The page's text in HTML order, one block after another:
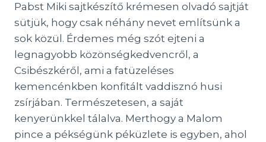
Pabst Miki sajtkészítő krémesen olvadó sajtját
sütjük, hogy csak néhány nevet említsünk a
sok közül. Érdemes még szót ejteni a
legnagyobb közönségkedvencről, a
Csibészkéről, ami a fatüzeléses
kemencénkben konfitált vaddisznó husi
zsírjában. Természetesen, a saját
kenyerünkkel tálalva. Merthogy a Malom
pince a pékségünk péküzlete is egyben, ahol